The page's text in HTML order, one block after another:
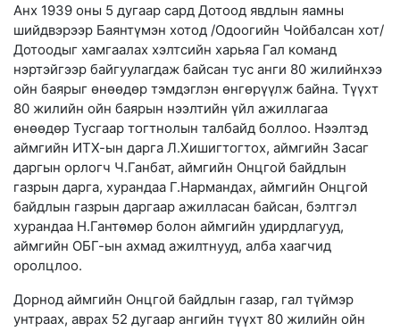
Анх 1939 оны 5 дугаар сард Дотоод явдлын яамны
шийдвэрээр Баянтүмэн хотод /Одоогийн Чойбалсан хот/
Дотоодыг хамгаалах хэлтсийн харьяа Гал команд
нэртэйгээр байгуулагдаж байсан тус анги 80 жилийнхээ
ойн баярыг өнөөдөр тэмдэглэн өнгөрүүлж байна. Түүхт
80 жилийн ойн баярын нээлтийн үйл ажиллагаа
өнөөдөр Тусгаар тогтнолын талбайд боллоо. Нээлтэд
аймгийн ИТХ-ын дарга Л.Хишигтогтох, аймгийн Засаг
даргын орлогч Ч.Ганбат, аймгийн Онцгой байдлын
газрын дарга, хурандаа Г.Нармандах, аймгийн Онцгой
байдлын газрын даргаар ажилласан байсан, бэлтгэл
хурандаа Н.Гантөмөр болон аймгийн удирдлагууд,
аймгийн ОБГ-ын ахмад ажилтнууд, алба хаагчид
оролцлоо.
Дорнод аймгийн Онцгой байдлын газар, гал түймэр
унтраах, аврах 52 дугаар ангийн түүхт 80 жилийн ойн